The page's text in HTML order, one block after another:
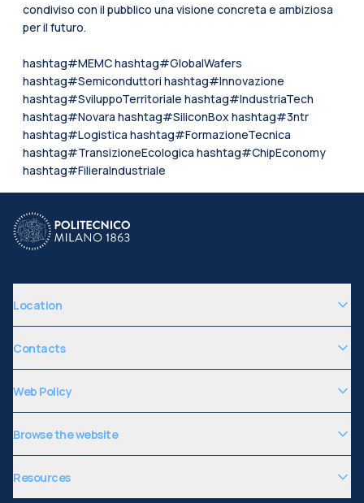
condiviso con il pubblico una visione concreta e ambiziosa
per il futuro.
hashtag#MEMC hashtag#GlobalWafers
hashtag#Semiconduttori hashtag#Innovazione
hashtag#SviluppoTerritoriale hashtag#IndustriaTech
hashtag#Novara hashtag#SiliconBox hashtag#3ntr
hashtag#Logistica hashtag#FormazioneTecnica
hashtag#TransizioneEcologica hashtag#ChipEconomy
hashtag#FilieraIndustriale
Location
Contacts
Web Policy
Browse the website
Resources